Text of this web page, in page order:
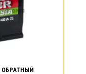
ОБРАТНЫЙ